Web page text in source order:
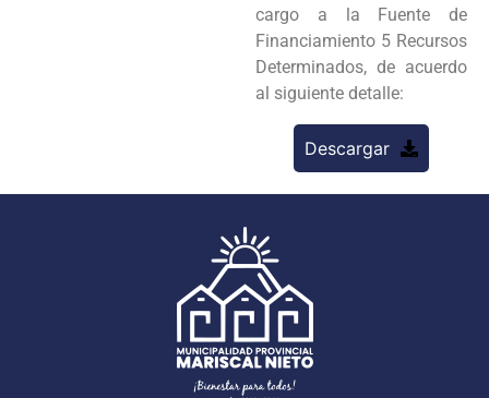
cargo a la Fuente de
Financiamiento 5 Recursos
Determinados, de acuerdo
al siguiente detalle:
Descargar